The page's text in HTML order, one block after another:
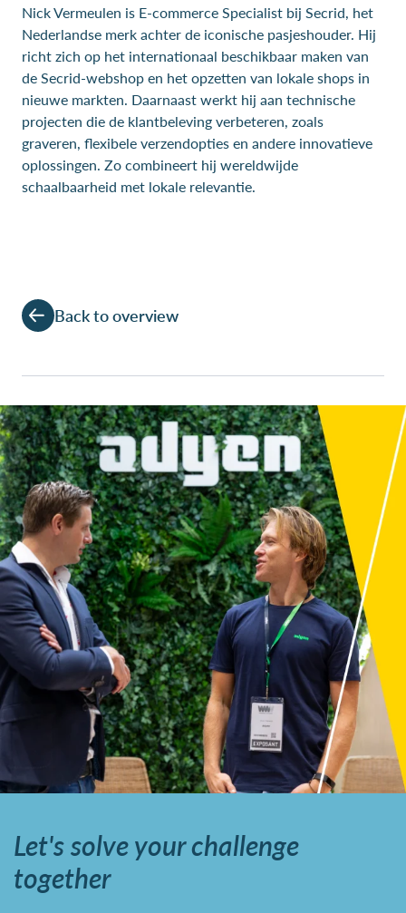
Nick Vermeulen is E-commerce Specialist bij Secrid, het
Nederlandse merk achter de iconische pasjeshouder. Hij
richt zich op het internationaal beschikbaar maken van
de Secrid-webshop en het opzetten van lokale shops in
nieuwe markten. Daarnaast werkt hij aan technische
projecten die de klantbeleving verbeteren, zoals
graveren, flexibele verzendopties en andere innovatieve
oplossingen. Zo combineert hij wereldwijde
schaalbaarheid met lokale relevantie.
Back to overview
Let's solve your challenge
together